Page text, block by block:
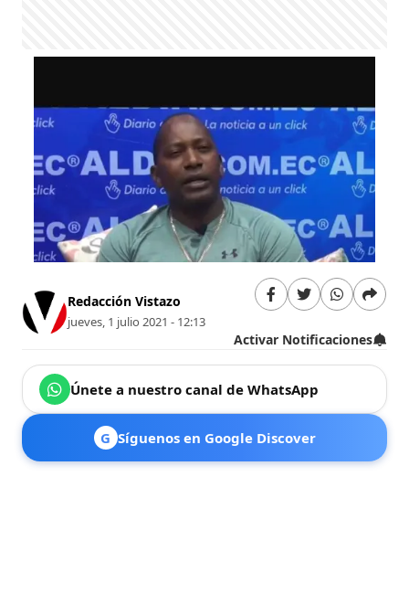
Redacción Vistazo
jueves, 1 julio 2021 - 12:13
Activar Notificaciones
Únete a nuestro canal de WhatsApp
G Síguenos en Google Discover